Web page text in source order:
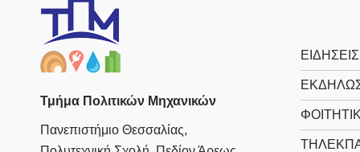
Τμήμα Πολιτικών Μηχανικών
Πανεπιστήμιο Θεσσαλίας,